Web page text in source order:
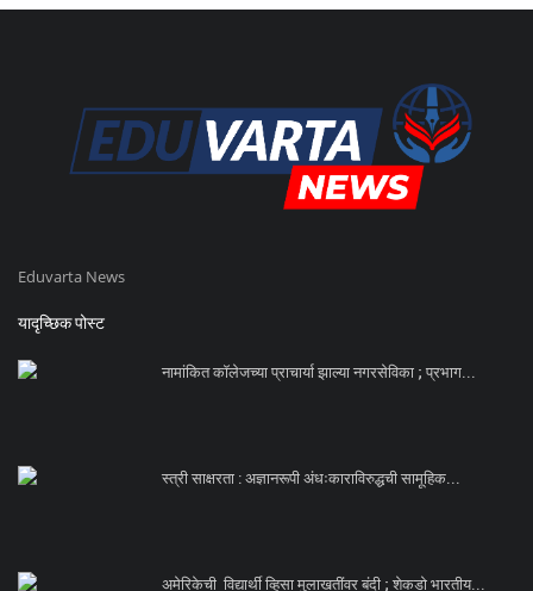
Eduvarta News
यादृच्छिक पोस्ट
नामांकित कॉलेजच्या प्राचार्या झाल्या नगरसेविका ; प्रभाग...
स्त्री साक्षरता : अज्ञानरूपी अंधःकाराविरुद्धची सामूहिक...
अमेरिकेची विद्यार्थी व्हिसा मुलाखतींवर बंदी ; शेकडो भारतीय...